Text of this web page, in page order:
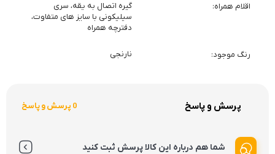
اقلام همراه
گیره اتصال به یقه، سری
سیلیکونی با سایز های متفاوت،
دفترچه همراه
رنگ موجود نارنجی
پرسش و پاسخ 0 پرسش و پاسخ
شما هم درباره این کالا پرسش ثبت کنید